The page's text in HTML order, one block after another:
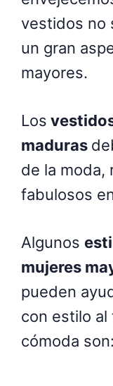
vestidos no
un gran
mayores.
Los
maduras
de la moda,
fabulosos
Algunos
mujeres
pueden
con estilo
cómoda son: